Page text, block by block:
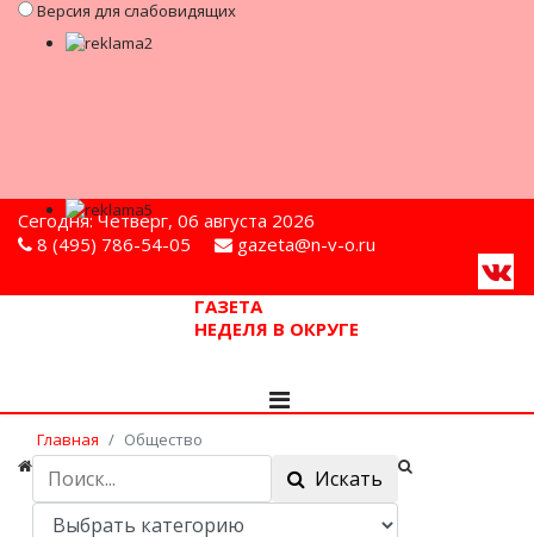
Версия для слабовидящих
Сегодня: Четверг, 06 августа 2026
8 (495) 786-54-05
gazeta@n-v-o.ru
ГАЗЕТА
НЕДЕЛЯ В ОКРУГЕ
Главная Общество
Искать